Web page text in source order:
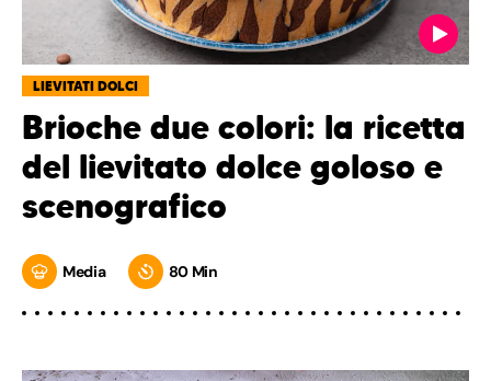
LIEVITATI DOLCI
Brioche due colori: la ricetta
del lievitato dolce goloso e
scenografico
Media 80 Min